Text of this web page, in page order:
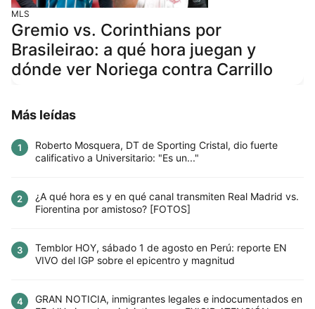
MLS
Gremio vs. Corinthians por
Brasileirao: a qué hora juegan y
dónde ver Noriega contra Carrillo
Más leídas
1
Roberto Mosquera, DT de Sporting Cristal, dio fuerte
calificativo a Universitario: "Es un..."
2
¿A qué hora es y en qué canal transmiten Real Madrid vs.
Fiorentina por amistoso? [FOTOS]
3
Temblor HOY, sábado 1 de agosto en Perú: reporte EN
VIVO del IGP sobre el epicentro y magnitud
4
GRAN NOTICIA, inmigrantes legales e indocumentados en